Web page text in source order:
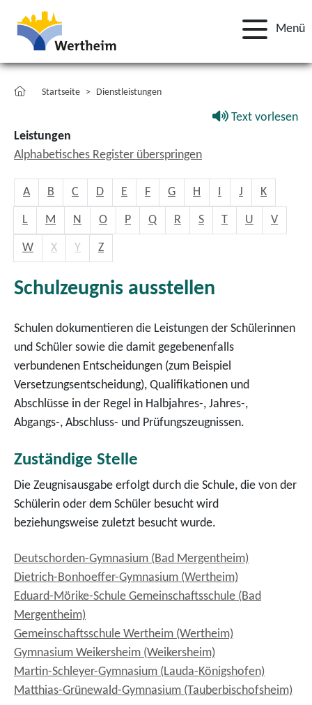
Menü
Startseite Dienstleistungen
Text vorlesen
Leistungen
Alphabetisches Register überspringen
A B C D E F G H I J K
L M N O P Q R S T U V
W X Y Z
Schulzeugnis ausstellen
Schulen dokumentieren die Leistungen der Schülerinnen
und Schüler sowie die damit gegebenenfalls
verbundenen Entscheidungen (zum Beispiel
Versetzungsentscheidung), Qualifikationen und
Abschlüsse in der Regel in Halbjahres-, Jahres-,
Abgangs-, Abschluss- und Prüfungszeugnissen.
Zuständige Stelle
Die Zeugnisausgabe erfolgt durch die Schule, die von der
Schülerin oder dem Schüler besucht wird
beziehungsweise zuletzt besucht wurde.
Deutschorden-Gymnasium (Bad Mergentheim)
Dietrich-Bonhoeffer-Gymnasium (Wertheim)
Eduard-Mörike-Schule Gemeinschaftsschule (Bad
Mergentheim)
Gemeinschaftsschule Wertheim (Wertheim)
Gymnasium Weikersheim (Weikersheim)
Martin-Schleyer-Gymnasium (Lauda-Königshofen)
Matthias-Grünewald-Gymnasium (Tauberbischofsheim)